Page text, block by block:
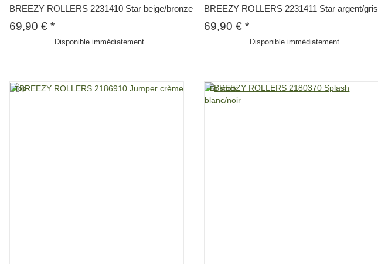
BREEZY ROLLERS 2231410 Star beige/bronze
69,90 € *
Disponible immédiatement
BREEZY ROLLERS 2231411 Star argent/gris
69,90 €*
Disponible immédiatement
Top En stock